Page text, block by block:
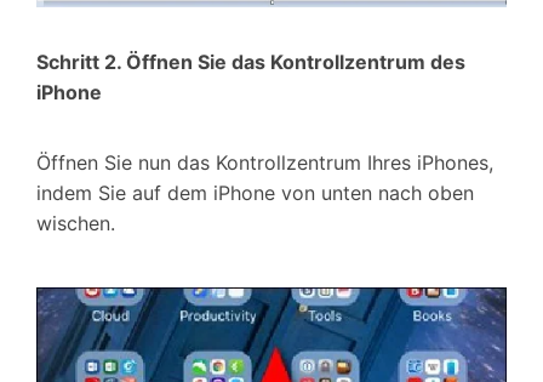
Schritt 2. Öffnen Sie das Kontrollzentrum des
iPhone
Öffnen Sie nun das Kontrollzentrum Ihres iPhones,
indem Sie auf dem iPhone von unten nach oben
wischen.